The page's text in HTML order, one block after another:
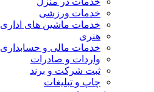
خدمات ورزشی
خدمات ماشین های اداری
هنری
خدمات مالی و حسابداری
واردات و صادرات
ثبت شرکت و برند
چاپ و تبلیغات